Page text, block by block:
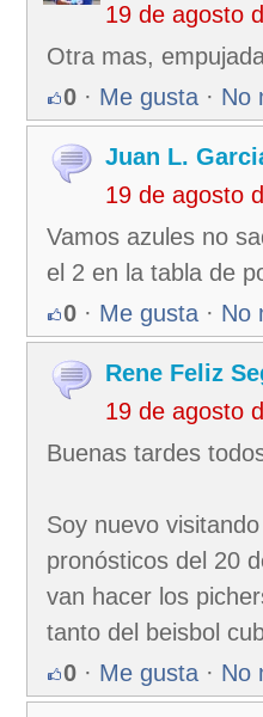
19 de agosto
Otra mas,
0 · Me gusta · No
Juan L.
19 de agosto
Vamos azules no
el 2 en la tabla de
0 · Me gusta · No
Rene Feliz
19 de agosto
Buenas tardes
Soy nuevo
pronósticos del 20
van hacer los
tanto del beisbol
0 · Me gusta · No